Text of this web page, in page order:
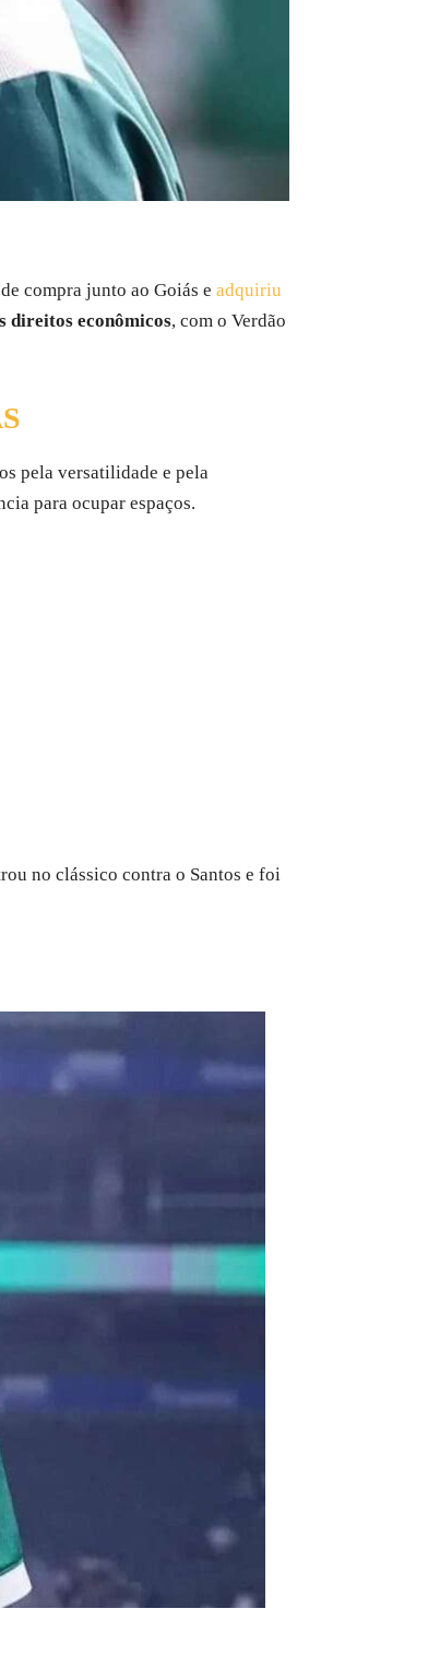
compra junto ao Goiás e adquiriu
direitos econômicos, com o Verdão
pela versatilidade e pela
para ocupar espaços.
no clássico contra o Santos e foi